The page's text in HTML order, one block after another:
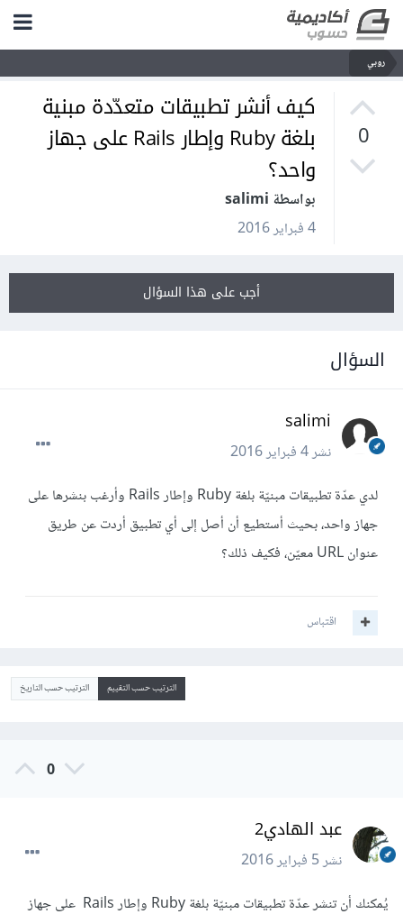
روبي
0
كيف أنشر تطبيقات متعدّدة مبنية
بلغة Ruby وإطار Rails على جهاز
واحد؟
بواسطة salimi
4 فبراير 2016
أجب على هذا السؤال
السؤال
salimi
نشر4 فبراير 2016
لدي عدّة تطبيقات مبنيّة بلغة Ruby وإطار Rails وأرغب بنشرها على
جهاز واحد، بحيث أستطيع أن أصل إلى أي تطبيق أردت عن طريق
عنوان URL معيّن، فكيف ذلك؟
اقتباس
الترتيب حسب التقييم الترتيب حسب التاريخ
0
عبد الهادي2
نشر5 فبراير 2016
يُمكنك أن تنشر عدّة تطبيقات مبنيّة بلغة Ruby وإطار Rails على جهاز